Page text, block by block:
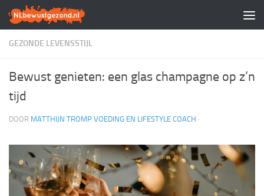
Doorgaan naar inhoud
GEZONDE LEVENSSTIJL
Bewust genieten: een glas champagne op z’n
tijd
DOOR MATTHIJN TROMP VOEDING EN LIFESTYLE COACH ·